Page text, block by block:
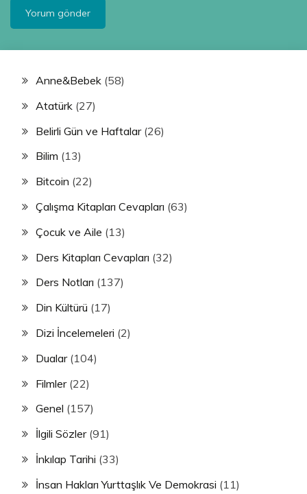
Anne&Bebek (58)
Atatürk (27)
Belirli Gün ve Haftalar(26)
Bilim (13)
Bitcoin (22)
Çalışma Kitapları Cevapları (63)
Çocuk ve Aile (13)
Ders Kitapları Cevapları (32)
Ders Notları (137)
Din Kültürü (17)
Dizi İncelemeleri (2)
Dualar(104)
Filmler(22)
Genel (157)
İlgili Sözler(91)
İnkılap Tarihi (33)
İnsan Hakları Yurttaşlık Ve Demokrasi (11)